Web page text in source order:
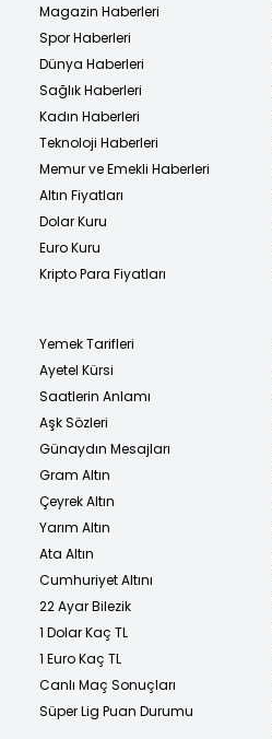
Magazin Haberleri
Spor Haberleri
Dünya Haberleri
Sağlık Haberleri
Kadın Haberleri
Teknoloji Haberleri
Memur ve Emekli Haberleri
Altın Fiyatları
Dolar Kuru
Euro Kuru
Kripto Para Fiyatları
Yemek Tarifleri
Ayetel Kürsi
Saatlerin Anlamı
Aşk Sözleri
Günaydın Mesajları
Gram Altın
Çeyrek Altın
Yarım Altın
Ata Altın
Cumhuriyet Altını
22 Ayar Bilezik
1 Dolar Kaç TL
1 Euro Kaç TL
Canlı Maç Sonuçları
Süper Lig Puan Durumu